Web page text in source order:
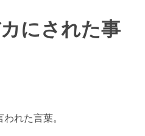
にされた事
れた言葉。